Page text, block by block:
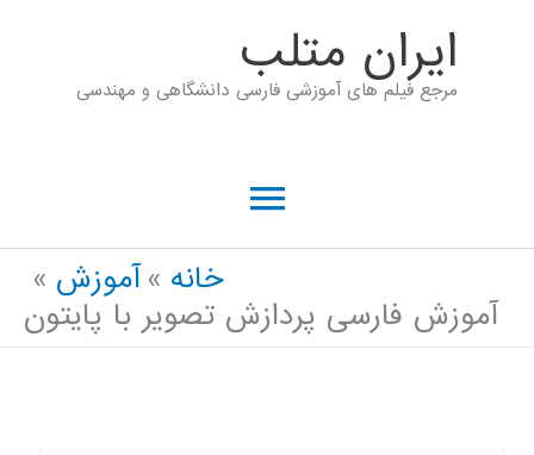
ايران متلب
مرجع فیلم های آموزشی فارسی دانشگاهی و مهندسی
فهرست
اصلی
خانه
آموزش
آموزش فارسی پردازش تصویر با پایتون